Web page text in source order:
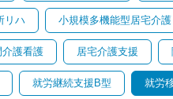
リハ 小規模多機能型居宅介護
護看護 居宅介護支援
就労継続支援B型 就労